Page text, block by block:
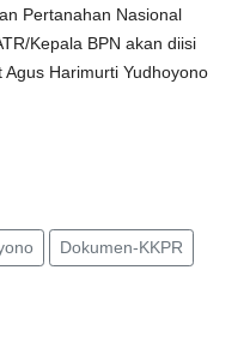
Pertanahan Nasional
Kepala BPN akan diisi
Harimurti Yudhoyono
Dokumen-KKPR